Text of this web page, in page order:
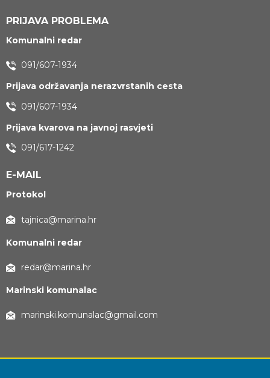
PRIJAVA PROBLEMA
Komunalni redar
091/607-1934
Prijava održavanja nerazvrstanih cesta
091/607-1934
Prijava kvarova na javnoj rasvjeti
091/617-1242
E-MAIL
Protokol
tajnica@marina.hr
Komunalni redar
redar@marina.hr
Marinski komunalac
marinski.komunalac@gmail.com